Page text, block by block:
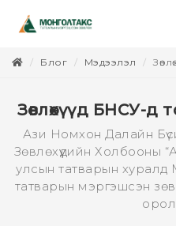
Блог Мэдээлэл
Зөвлөхүүд БНСУ-д
Ази Номхон Далайн
Зөвлөхүүдийн Холбооны
улсын татварын
татварын мэргэшсэн